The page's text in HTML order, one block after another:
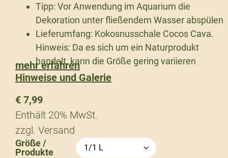
Tipp: Vor Anwendung im Aquarium die
Dekoration unter fließendem Wasser abspülen
Lieferumfang: Kokosnusschale Cocos Cava.
Hinweis: Da es sich um ein Naturprodukt
handelt, kann die Größe gering variieren
mehr erfahren
Hinweise und Galerie
€ 7,99
Enthält 20% MwSt.
zzgl. Versand
Größe /
Produkte